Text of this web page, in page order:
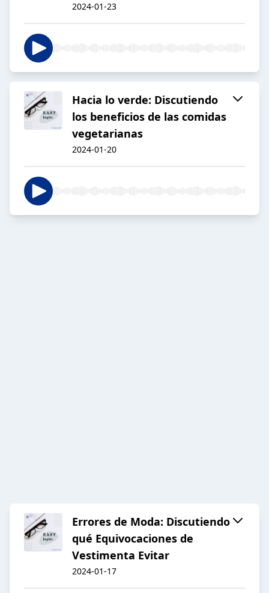
2024-01-23
Hacia lo verde: Discutiendo
los beneficios de las comidas
vegetarianas
2024-01-20
Errores de Moda: Discutiendo
qué Equivocaciones de
Vestimenta Evitar
2024-01-17